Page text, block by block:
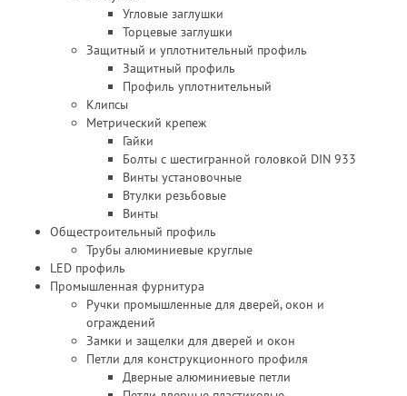
Угловые заглушки
Торцевые заглушки
Защитный и уплотнительный профиль
Защитный профиль
Профиль уплотнительный
Клипсы
Метрический крепеж
Гайки
Болты с шестигранной головкой DIN 933
Винты установочные
Втулки резьбовые
Винты
Общестроительный профиль
Трубы алюминиевые круглые
LED профиль
Промышленная фурнитура
Ручки промышленные для дверей, окон и
ограждений
Замки и защелки для дверей и окон
Петли для конструкционного профиля
Дверные алюминиевые петли